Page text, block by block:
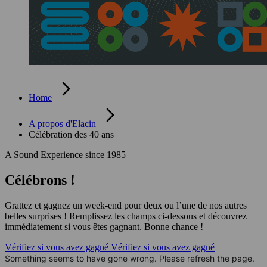
Home
A propos d'Elacin
Célébration des 40 ans
A Sound Experience since 1985
Célébrons !
Grattez et gagnez un week-end pour deux ou l’une de nos autres
belles surprises ! Remplissez les champs ci-dessous et découvrez
immédiatement si vous êtes gagnant. Bonne chance !
Vérifiez si vous avez gagné Vérifiez si vous avez gagné